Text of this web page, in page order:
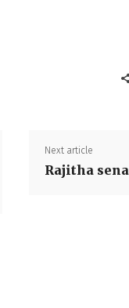
Next article
Rajitha